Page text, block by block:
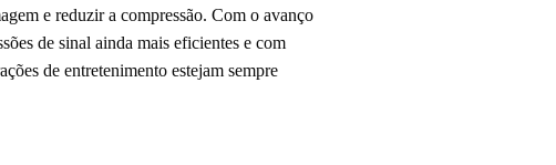
e reduzir a compressão. Com o avanço
de sinal ainda mais eficientes e com
de entretenimento estejam sempre